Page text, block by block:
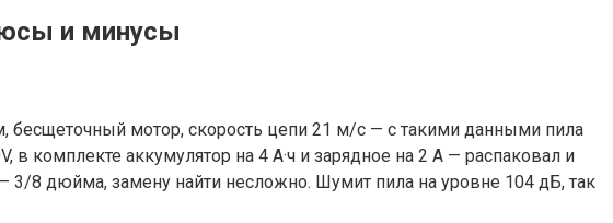
и минусы
бесщеточный мотор, скорость цепи 21 м/с — с такими данными пила
в комплекте аккумулятор на 4 А·ч и зарядное на 2 А — распаковал и
3/8 дюйма, замену найти несложно. Шумит пила на уровне 104 дБ, так